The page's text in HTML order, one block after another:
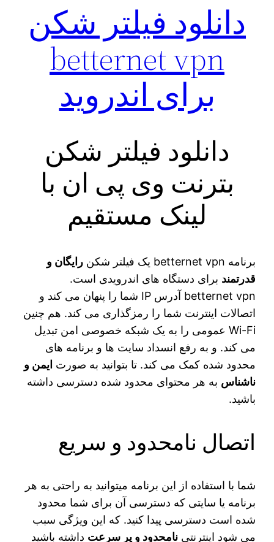
دانلود فیلتر شکن
betternet vpn
برای اندروید
دانلود فیلتر شکن
بترنت وی پی ان با
لینک مستقیم
برنامه betternet vpn یک فیلتر شکن
رایگان و
قدرتمند برای دستگاه های اندرویدی است.
betternet vpn آدرس IP شما را پنهان می کند و
اتصالات اینترنت شما را رمزگذاری می کند. هم چنین
Wi-Fi عمومی را به یک شبکه خصوصی امن تبدیل
می کند. و به رفع انسداد سایت ها و برنامه های
محدود شده کمک می کند. تا بتوانید به صورت ایمن و
ناشناس به هر محتوای محدود شده دسترسی داشته
باشید.
اتصال نامحدود و سریع
شما با استفاده از این برنامه میتوانید به راحتی به هر
برنامه یا سایتی که دسترسی آن برای شما محدود
شده است دسترسی پیدا کنید. که این ویژگی سبب
می شود اینترنتینامحدود و پر سرعت داشته باشید